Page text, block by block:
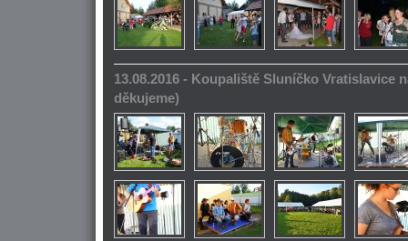
13.08.2016 - Koupaliště Sluníčko Vratislavice
děkujeme)